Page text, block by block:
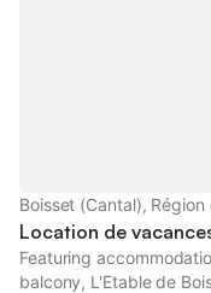
Boisset (Cantal), Région
Location de
Featuring
balcony, L'Etable de